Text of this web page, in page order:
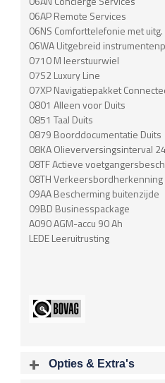
06AP Remote Services
06NS Comforttelefonie met
06WA Uitgebreid
0710 M leerstuurwiel
07S2 Luxury Line
07XP Navigatiepakket
0801 Alleen voor Duits
0851 Taal Duits
0879 Boorddocumentatie Duits
08KA Olieverversingsinterval
08TF Actieve
08TH Verkeersbordherkenning
09AA Bescherming buitenzijde
09BD Businesspackage
A090 AGM-accu 90 Ah
LEDE Leeruitrusting
Opties & Extra's